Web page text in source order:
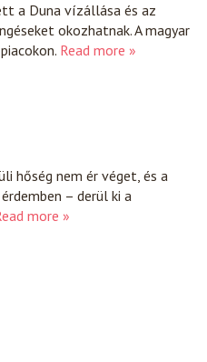
a Duna vízállása és az
okozhatnak. A magyar
Read more »
hőség nem ér véget, és a
– derül ki a
more »